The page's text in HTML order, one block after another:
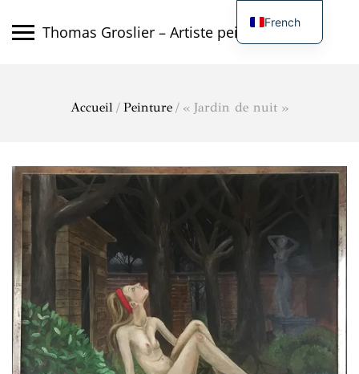
Thomas Groslier – Artiste peintre
Accueil / Peinture / « Jardin de nuit »
French
English